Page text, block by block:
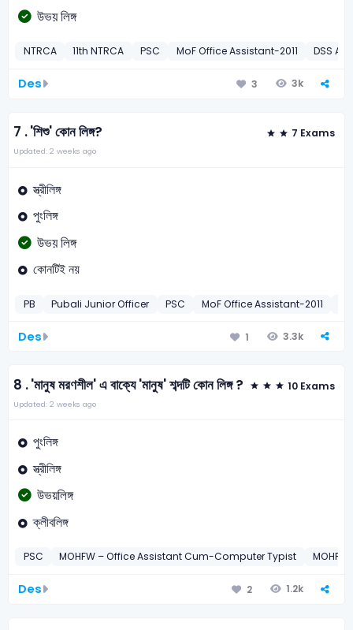
উভয় লিঙ্গ
NTRCA 11th NTRCA PSC MoF Office Assistant-2011 DSS
Des 3 3k
7 .'শিশু' কোন লিঙ্গ? 7 Exams
Updated: 2 weeks ago
স্ত্রীলিঙ্গ
পুংলিঙ্গ
উভয় লিঙ্গ
কোনটিই নয়
PB Pubali Junior Officer PSC MoF Office Assistant-2011
Des 1 3.3k
8 .'মানুষ মরণশীল' এ বাক্যে 'মানুষ' শব্দটি কোন লিঙ্গ ? 10 Exams
Updated: 2 weeks ago
পুংলিঙ্গ
স্ত্রীলিঙ্গ
উভয়লিঙ্গ
ক্লীবলিঙ্গ
PSC MOHFW – Office Assistant Cum-Computer Typist
Des 2 1.2k